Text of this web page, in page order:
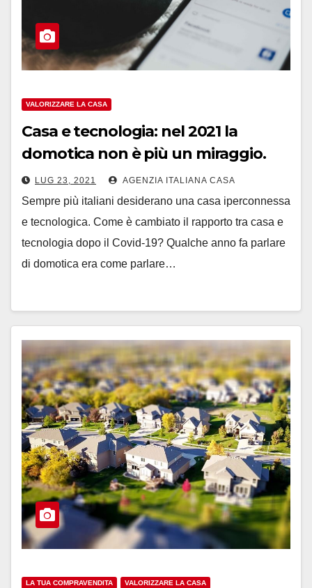
VALORIZZARE LA CASA
Casa e tecnologia: nel 2021 la
domotica non è più un miraggio.
LUG 23, 2021 AGENZIA ITALIANA CASA
Sempre più italiani desiderano una casa iperconnessa
e tecnologica. Come è cambiato il rapporto tra casa e
tecnologia dopo il Covid-19? Qualche anno fa parlare
di domotica era come parlare…
LA TUA COMPRAVENDITA VALORIZZARE LA CASA